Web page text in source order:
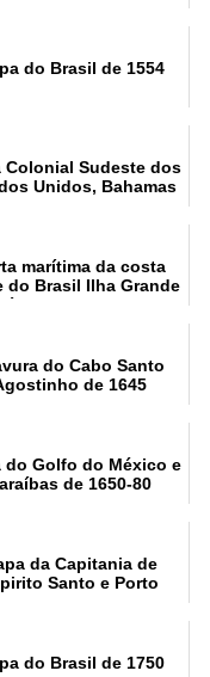
do Brasil de 1554
Colonial Sudeste dos
Unidos, Bahamas
marítima da costa
do Brasil Ilha Grande
de Sapetiba 1884
do Cabo Santo
de 1645
do Golfo do México e
de 1650-80
da Capitania de
Santo e Porto
do Brasil de 1750